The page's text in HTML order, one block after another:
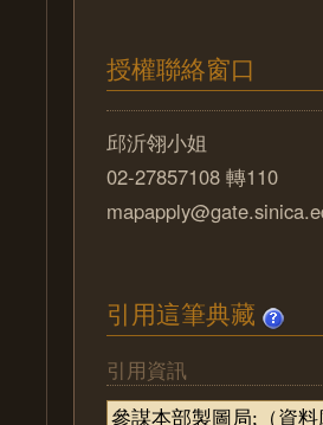
授權聯絡窗口
邱沂翎小姐
02-27857108 轉110
引用這筆典藏
引用資訊